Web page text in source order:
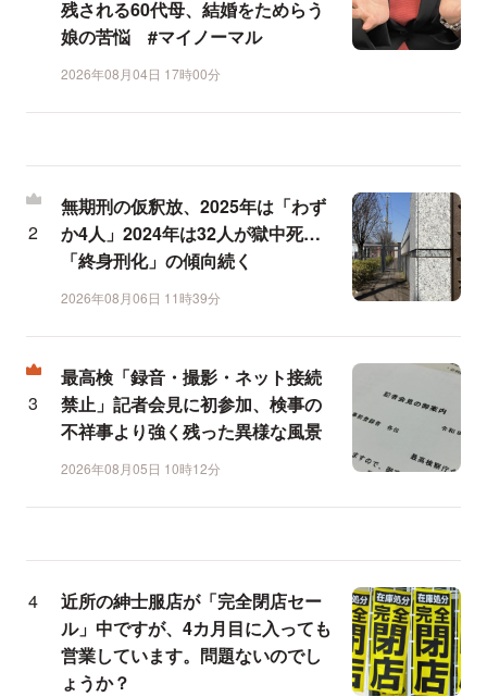
残される60代母、結婚をためらう
娘の苦悩 #マイノーマル
2026年08月04日 17時00分
無期刑の仮釈放、2025年は「わず
か4人」2024年は32人が獄中死…
「終身刑化」の傾向続く
2026年08月06日 11時39分
最高検「録音・撮影・ネット接続
禁止」記者会見に初参加、検事の
不祥事より強く残った異様な風景
2026年08月05日 10時12分
近所の紳士服店が「完全閉店セー
ル」中ですが、4カ月目に入っても
営業しています。問題ないのでし
ょうか？